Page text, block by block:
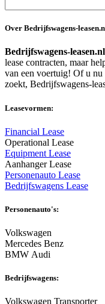
Over Bedrijfswagens-
Bedrijfswagens-leasen.nl
lease contracten, maar
van een voertuig! Of u nu
zoekt, Bedrijfswagens-
Leasevormen:
Financial Lease
Operational Lease
Equipment Lease
Aanhanger Lease
Personenauto Lease
Bedrijfswagens Lease
Personenauto's:
Volkswagen
Mercedes Benz
BMW Audi
Bedrijfswagens:
Volkswagen Transporter